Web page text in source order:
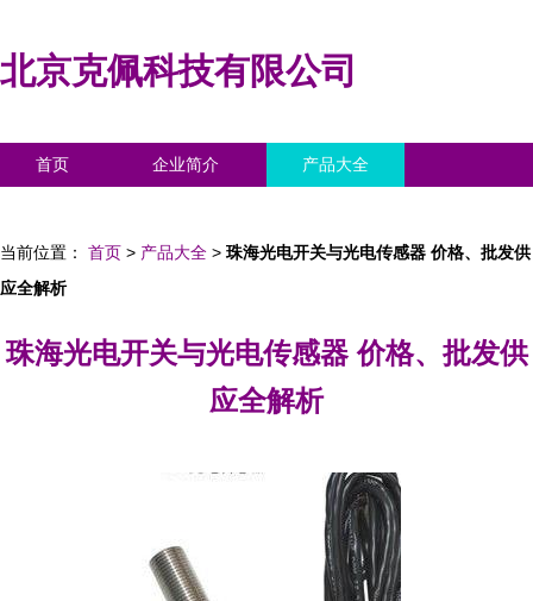
北京克佩科技有限公司
首页 企业简介 产品大全
当前位置： 首页 > 产品大全 > 珠海光电开关与光电传感器 价格、批发供
应全解析
珠海光电开关与光电传感器 价格、批发供
应全解析